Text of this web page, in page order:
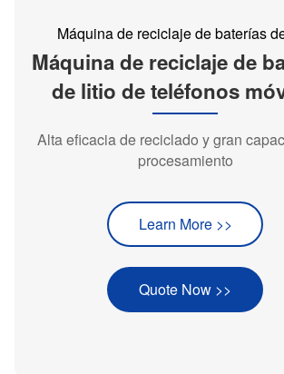
Máquina de reciclaje de baterías
Máquina de reciclaje de
de litio de teléfonos
Alta eficacia de reciclado y gran
procesamiento
Learn More >>
Quote Now >>